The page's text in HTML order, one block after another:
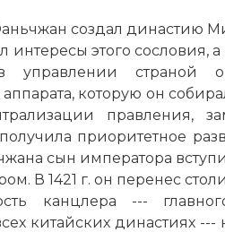
создал династию
интересы этого сословия,
в управлении
аппарата, которую он
правления,
приоритетное
сын императора
В 1421 г. он перенес
канцлера ---
китайских династиях